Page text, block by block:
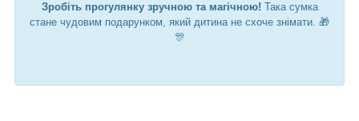
Зробіть прогулянку зручною та магічною! Така сумка
стане чудовим подарунком, який дитина не схоче знімати. 🎁
🎊